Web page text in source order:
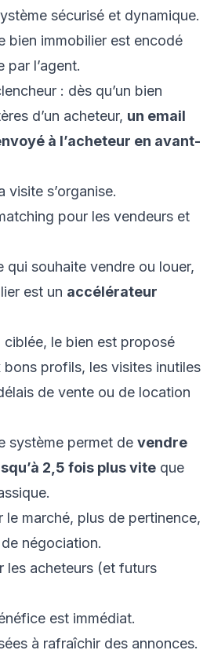
sécurisé et dynamique.
bien immobilier est encodé
par l’agent.
: dès qu’un bien
d’un acheteur, un email
à l’acheteur en avant-
visite s’organise.
pour les vendeurs et
qui souhaite vendre ou louer,
est un accélérateur
le bien est proposé
bons profils, les visites inutiles
de vente ou de location
système permet de vendre
2,5 fois plus vite que
le marché, plus de pertinence,
négociation.
les acheteurs (et futurs
est immédiat.
à rafraîchir des annonces.